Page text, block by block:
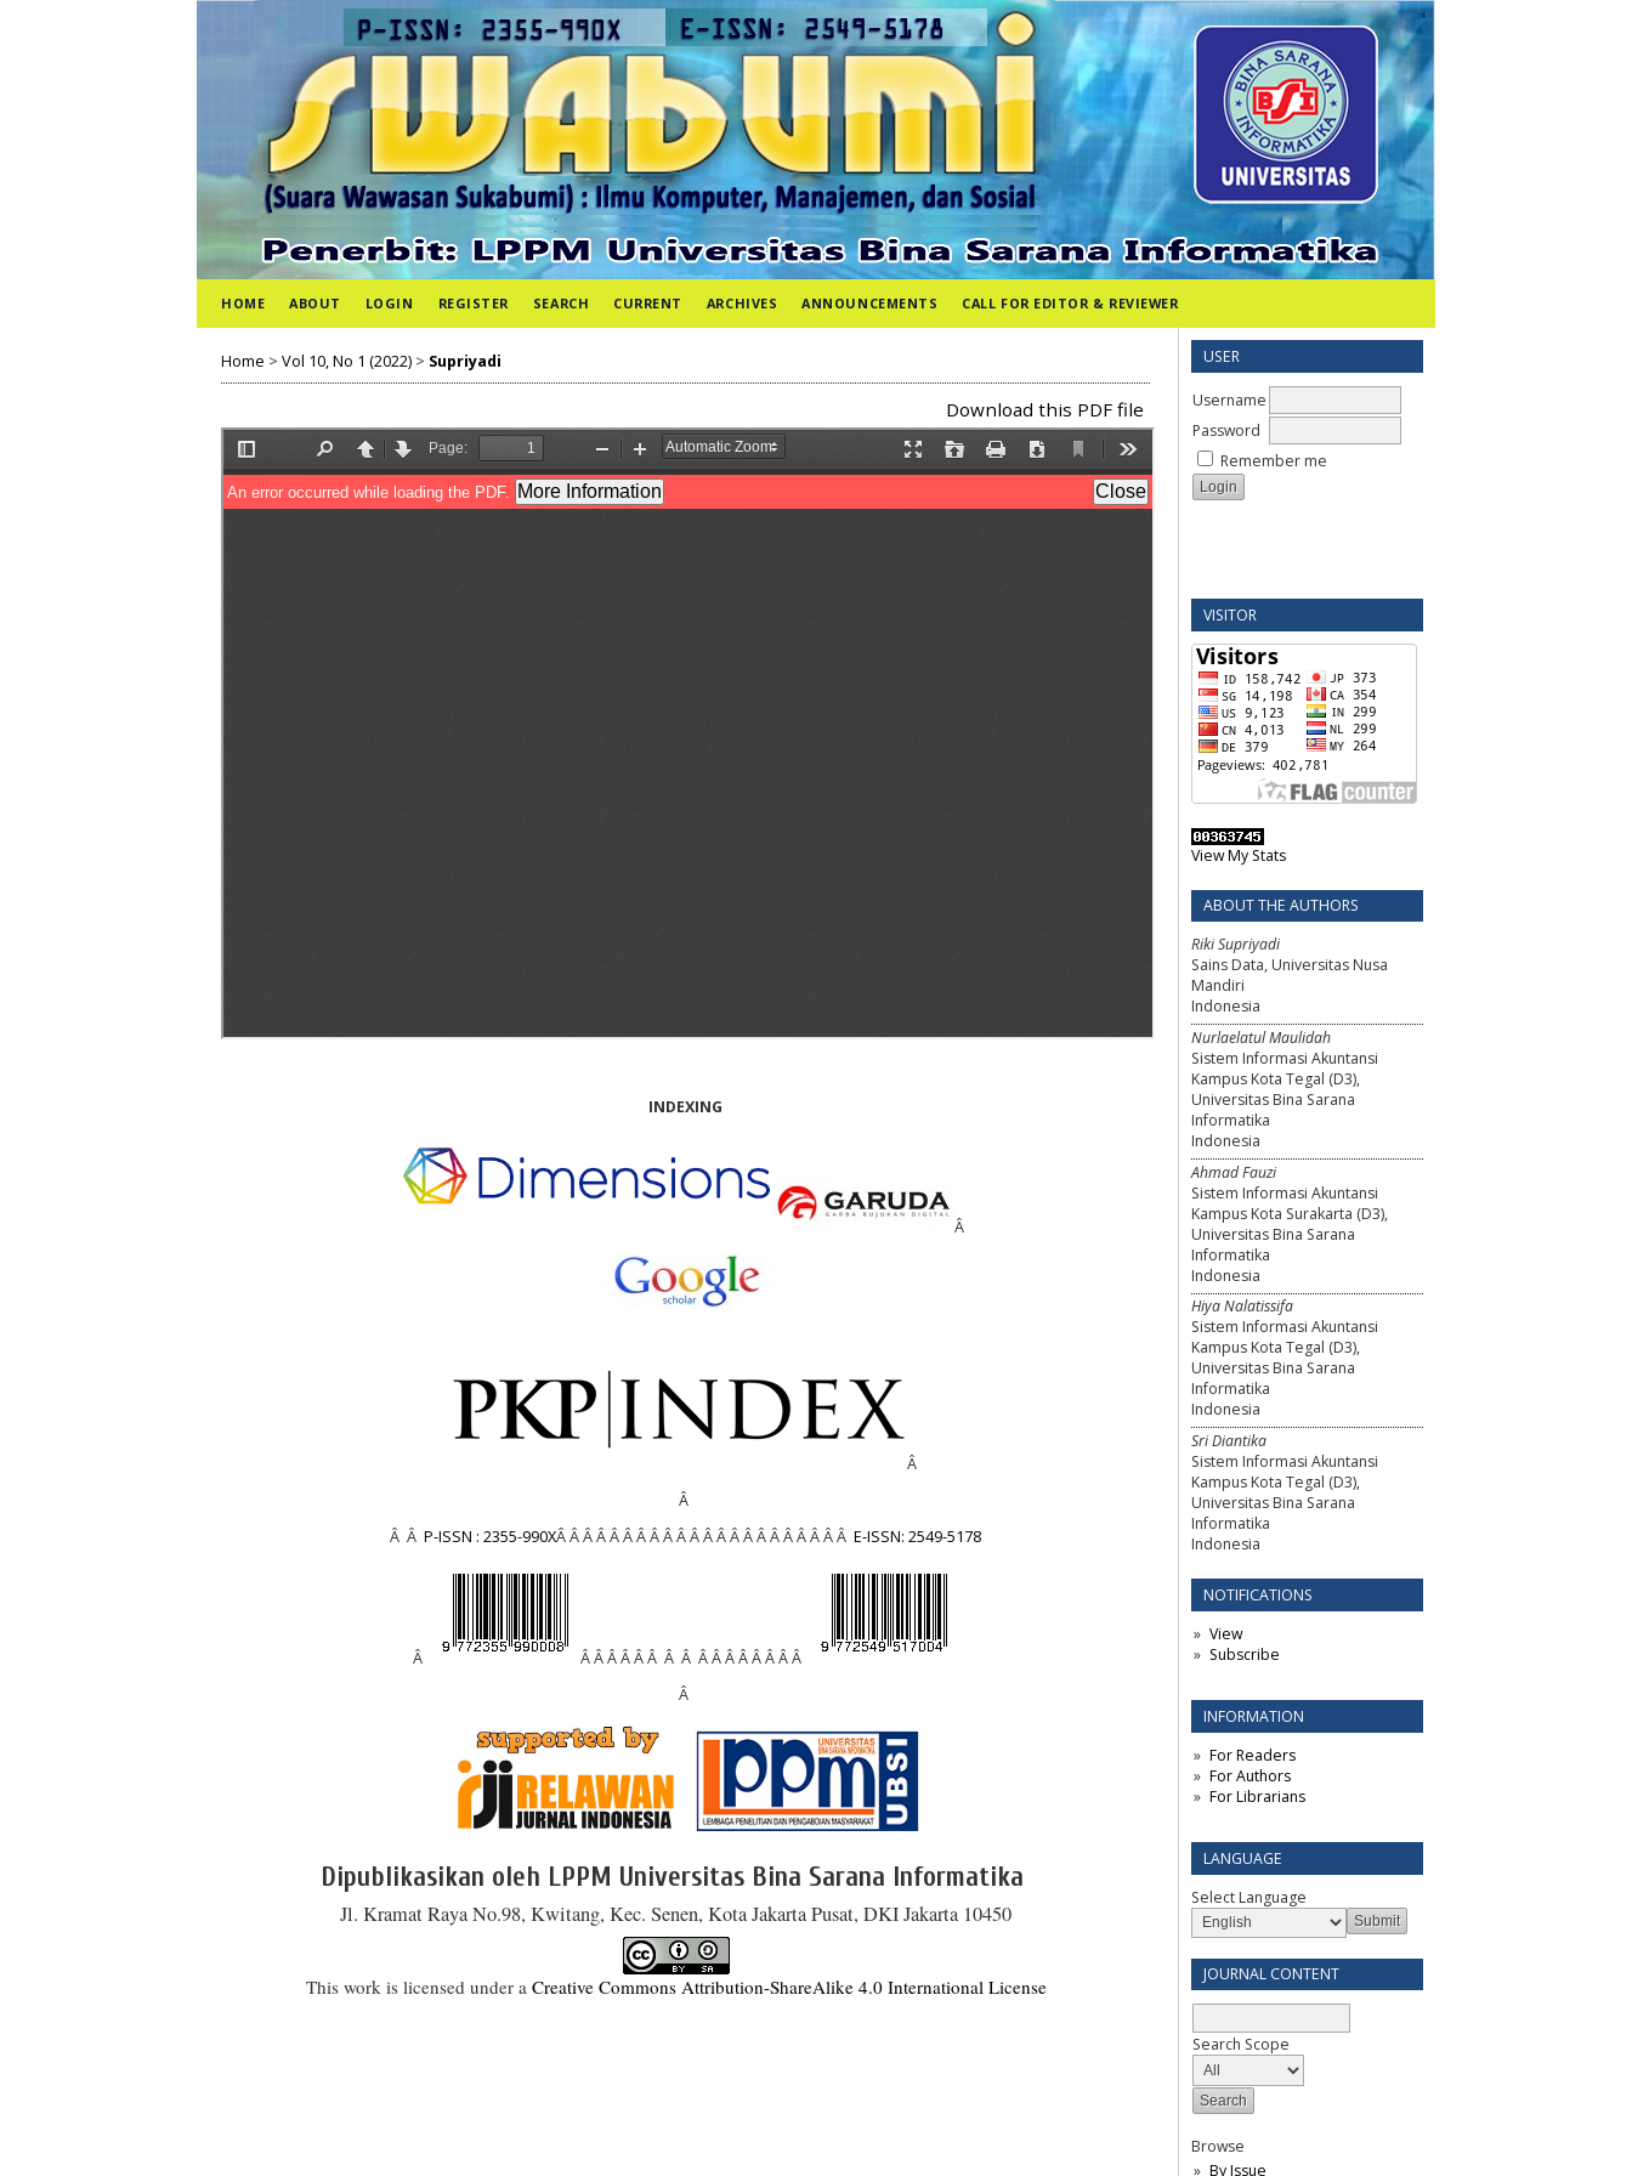
USER
Username
Password
Remember me
VISITOR
View My Stats
ABOUT THE AUTHORS
Riki Supriyadi
Sains Data, Universitas Nusa
Mandiri
Indonesia
Nurlaelatul Maulidah
Sistem Informasi Akuntansi
Kampus Kota Tegal (D3),
Universitas Bina Sarana
Informatika
Indonesia
Ahmad Fauzi
Sistem Informasi Akuntansi
Kampus Kota Surakarta (D3),
Universitas Bina Sarana
Informatika
Indonesia
Hiya Nalatissifa
Sistem Informasi Akuntansi
Kampus Kota Tegal (D3),
Universitas Bina Sarana
Informatika
Indonesia
Sri Diantika
Sistem Informasi Akuntansi
Kampus Kota Tegal (D3),
Universitas Bina Sarana
Informatika
Indonesia
NOTIFICATIONS
View
Subscribe
INFORMATION
For Readers
For Authors
For Librarians
LANGUAGE
Select Language
JOURNAL CONTENT
Search Scope
Browse
By Issue
HOME ABOUT LOGIN REGISTER SEARCH CURRENT ARCHIVES ANNOUNCEMENTS CALL FOR EDITOR & REVIEWER
Home > Vol 10, No 1 (2022) > Supriyadi
Download this PDF file
INDEXING
Â
Â
Â
Â Â P-ISSN : 2355-990XÂ Â Â Â Â Â Â Â Â Â Â Â Â Â Â Â Â Â Â Â Â Â E-ISSN: 2549-5178
Â
Â Â Â Â Â Â Â Â Â Â Â Â Â Â Â Â
Â
Dipublikasikan oleh LPPM Universitas Bina Sarana Informatika
Jl. Kramat Raya No.98, Kwitang, Kec. Senen, Kota Jakarta Pusat, DKI Jakarta 10450
This work is licensed under a Creative Commons Attribution-ShareAlike 4.0 International License